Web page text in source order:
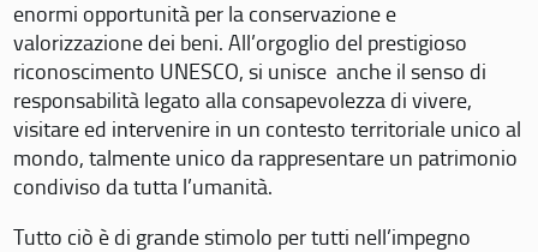
enormi opportunità per la conservazione e
valorizzazione dei beni. All’orgoglio del prestigioso
riconoscimento UNESCO, si unisce anche il senso di
responsabilità legato alla consapevolezza di vivere,
visitare ed intervenire in un contesto territoriale unico al
mondo, talmente unico da rappresentare un patrimonio
condiviso da tutta l’umanità.
Tutto ciò è di grande stimolo per tutti nell’impegno